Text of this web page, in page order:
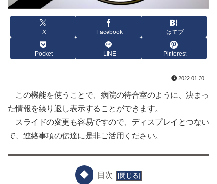
X Facebook はてブ
Pocket LINE Pinterest
2022.01.30
この機能を使うことで、病院の待合室のように、決まっ
た情報を繰り返し表示することができます。
スライドの変更も容易ですので、ディスプレイとつない
で、連絡事項の伝達に是非ご活用ください。
目次